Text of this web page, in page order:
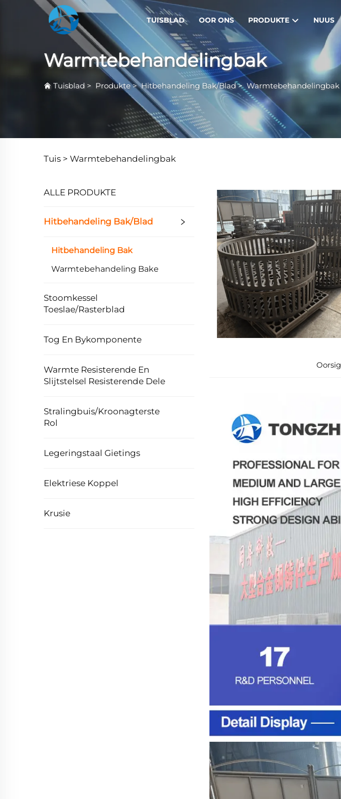
TUISBLAD OOR ONS PRODUKTE NUUS
Warmtebehandelingbak
Tuisblad > Produkte>Hitbehandeling Bak/Blad> Warmtebehandelingbak
Tuis > Warmtebehandelingbak
ALLE PRODUKTE
Hitbehandeling Bak/Blad
Hitbehandeling Bak
Warmtebehandeling Bake
Stoomkessel
Toeslae/Rasterblad
Tog En Bykomponente
Warmte Resisterende En
Slijtstelsel Resisterende Dele
Stralingbuis/Kroonagterste
Rol
Legeringstaal Gietings
Elektriese Koppel
Krusie
Oorsig